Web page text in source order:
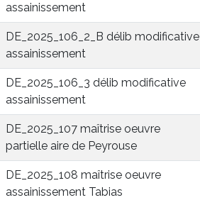
assainissement
DE_2025_106_2_B délib modificative
assainissement
DE_2025_106_3 délib modificative
assainissement
DE_2025_107 maîtrise oeuvre
partielle aire de Peyrouse
DE_2025_108 maîtrise oeuvre
assainissement Tabias